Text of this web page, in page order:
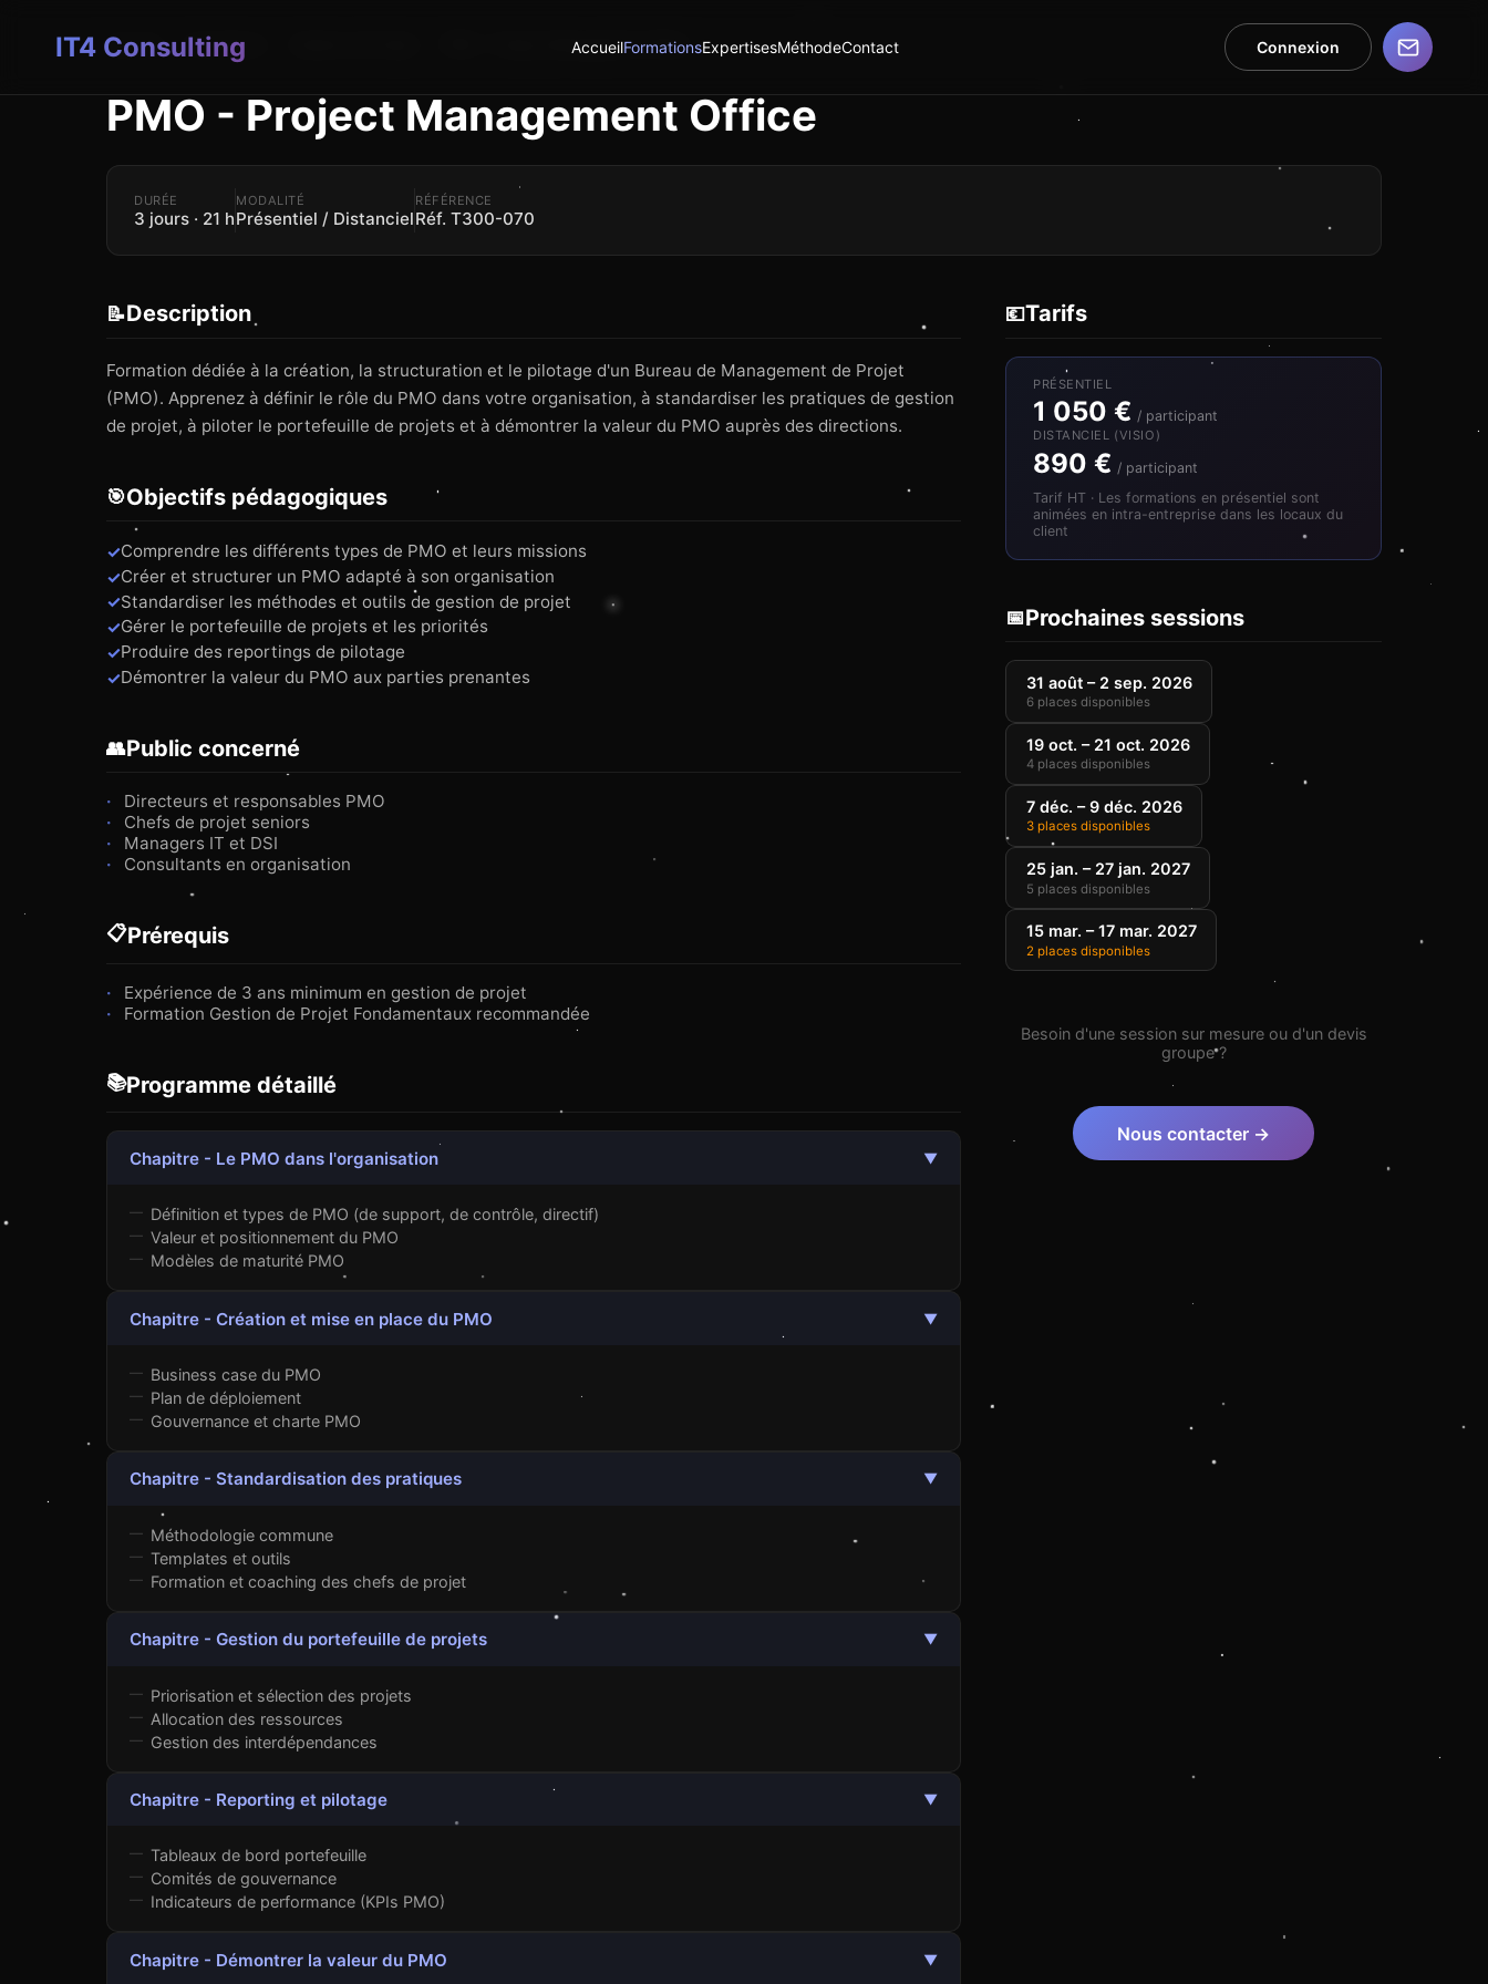
IT4 Consulting AccueilFormationsExpertisesMéthodeContact Connexion
Accueil › Formations PMO - Project Management Office
PMO - Project Management Office
DURÉE
3 jours · 21 h
MODALITÉ
Présentiel / Distanciel
RÉFÉRENCE
Réf. T300-070
📝Description
Formation dédiée à la création, la structuration et le pilotage d'un Bureau de Management de Projet
(PMO). Apprenez à définir le rôle du PMO dans votre organisation, à standardiser les pratiques de gestion
de projet, à piloter le portefeuille de projets et à démontrer la valeur du PMO auprès des directions.
🎯Objectifs pédagogiques
Comprendre les différents types de PMO et leurs missions
Créer et structurer un PMO adapté à son organisation
Standardiser les méthodes et outils de gestion de projet
Gérer le portefeuille de projets et les priorités
Produire des reportings de pilotage
Démontrer la valeur du PMO aux parties prenantes
👥Public concerné
Directeurs et responsables PMO
Chefs de projet seniors
Managers IT et DSI
Consultants en organisation
📋Prérequis
Expérience de 3 ans minimum en gestion de projet
Formation Gestion de Projet Fondamentaux recommandée
📚Programme détaillé
Chapitre - Le PMO dans l'organisation ▼
Définition et types de PMO (de support, de contrôle, directif)
Valeur et positionnement du PMO
Modèles de maturité PMO
Chapitre - Création et mise en place du PMO ▼
Business case du PMO
Plan de déploiement
Gouvernance et charte PMO
Chapitre - Standardisation des pratiques ▼
Méthodologie commune
Templates et outils
Formation et coaching des chefs de projet
Chapitre - Gestion du portefeuille de projets ▼
Priorisation et sélection des projets
Allocation des ressources
Gestion des interdépendances
Chapitre - Reporting et pilotage ▼
Tableaux de bord portefeuille
Comités de gouvernance
Indicateurs de performance (KPIs PMO)
Chapitre - Démontrer la valeur du PMO ▼
💶Tarifs
PRÉSENTIEL
1 050 € / participant
DISTANCIEL (VISIO)
890 € / participant
Tarif HT · Les formations en présentiel sont
animées en intra-entreprise dans les locaux du
client
📅Prochaines sessions
31 août – 2 sep. 2026
6 places disponibles
19 oct. – 21 oct. 2026
4 places disponibles
7 déc. – 9 déc. 2026
3 places disponibles
25 jan. – 27 jan. 2027
5 places disponibles
15 mar. – 17 mar. 2027
2 places disponibles
Besoin d'une session sur mesure ou d'un devis
groupe ?
Nous contacter →